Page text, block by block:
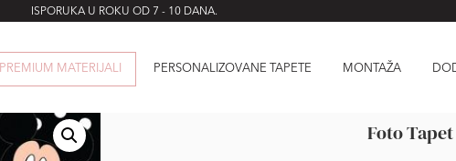
ISPORUKA U ROKU OD 7 - 10 DANA.
PREMIUM MATERIJALI PERSONALIZOVANE TAPETE MONTAŽA
Foto